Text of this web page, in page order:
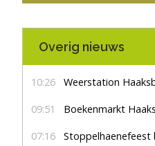
Overig nieuws
10:26 Weerstation
09:51 Boekenmarkt Haaksbergen
07:16 Stoppelhaenefeest